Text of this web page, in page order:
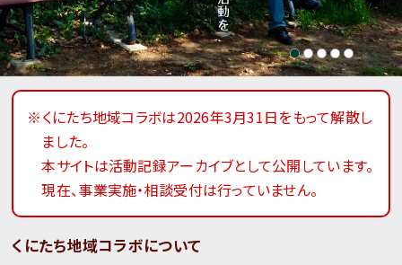
※くにたち地域コラボは2026年3月31日をもって解散し
ました。
本サイトは活動記録アーカイブとして公開しています。
現在、事業実施・相談受付は行っていません。
くにたち地域コラボについて